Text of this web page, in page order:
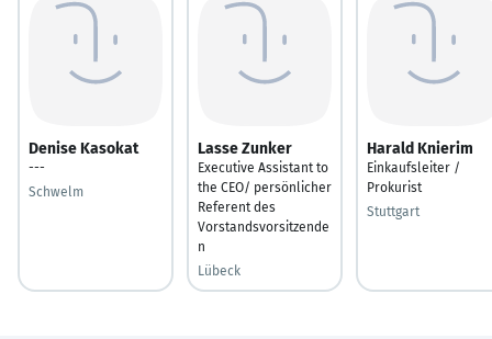
Denise Kasokat
---
Schwelm
Lasse Zunker
Executive Assistant to
the CEO/ persönlicher
Referent des
Vorstandsvorsitzende
n
Lübeck
Harald Knierim
Einkaufsleiter /
Prokurist
Stuttgart